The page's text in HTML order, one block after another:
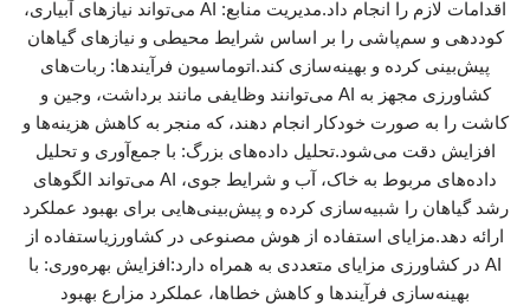
اقدامات لازم را انجام داد.مدیریت منابع: AI می‌تواند نیازهای آبیاری،
کوددهی و سم‌پاشی را بر اساس شرایط محیطی و نیازهای گیاهان
پیش‌بینی کرده و بهینه‌سازی کند.اتوماسیون فرآیندها: ربات‌های
کشاورزی مجهز به AI می‌توانند وظایفی مانند برداشت، وجین و
کاشت را به صورت خودکار انجام دهند، که منجر به کاهش هزینه‌ها و
افزایش دقت می‌شود.تحلیل داده‌های بزرگ: با جمع‌آوری و تحلیل
داده‌های مربوط به خاک، آب و شرایط جوی، AI می‌تواند الگوهای
رشد گیاهان را شبیه‌سازی کرده و پیش‌بینی‌هایی برای بهبود عملکرد
ارائه دهد.مزایای استفاده از هوش مصنوعی در کشاورزیاستفاده از
AI در کشاورزی مزایای متعددی به همراه دارد:افزایش بهره‌وری: با
بهینه‌سازی فرآیندها و کاهش خطاها، عملکرد مزارع بهبود